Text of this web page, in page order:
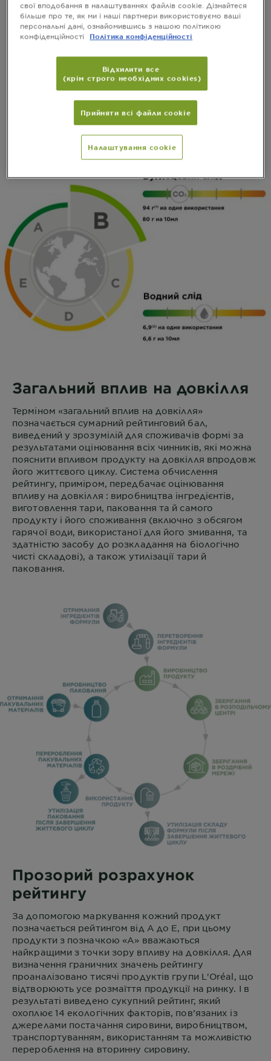
Маркування продукції щодо її
екологічного та соціального
споживачам робити
відповідальніший вибір.
Garnier поступово підвищує прозорість інформації
про наші продукти.
Загальний вплив на довкілля
Терміном «загальний вплив на довкілля»
позначається сумарний рейтинговий бал,
виведений у зрозумілій для споживачів формі за
результатами оцінювання всіх чинників, які можна
пояснити впливом продукту на довкілля впродовж
його життєвого циклу. Система обчислення
рейтингу, приміром, передбачає оцінювання
впливу на довкілля : виробництва інгредієнтів,
виготовлення тари, паковання та й самого
продукту і його споживання (включно з обсягом
гарячої води, використаної для його змивання, та
здатністю засобу до розкладання на біологічно
чисті складові), а також утилізації тари й
паковання.
Прозорий розрахунок
рейтингу
За допомогою маркування кожний продукт
позначається рейтингом від А до Е, при цьому
продукти з позначкою «А» вважаються
найкращими з точки зору впливу на довкілля. Для
визначення граничних значень рейтингу
проаналізовано тисячі продуктів групи L'Oréal, що
відтворюють усе розмаїття продукції на ринку. І в
результаті виведено сукупний рейтинг, який
охоплює 14 екологічних факторів, пов’язаних із
джерелами постачання сировини, виробництвом,
транспортуванням, використанням та можливістю
перероблення на вторинну сировину.
свої вподобання в налаштуваннях файлів cookie. Дізнайтеся
більше про те, як ми і наші партнери використовуємо ваші
персональні дані, ознайомившись з нашою політикою
конфіденційності
Політика конфіденційності
Відхилити все
(крім строго необхідних cookies)
Прийняти всі файли сookie
Налаштування cookie